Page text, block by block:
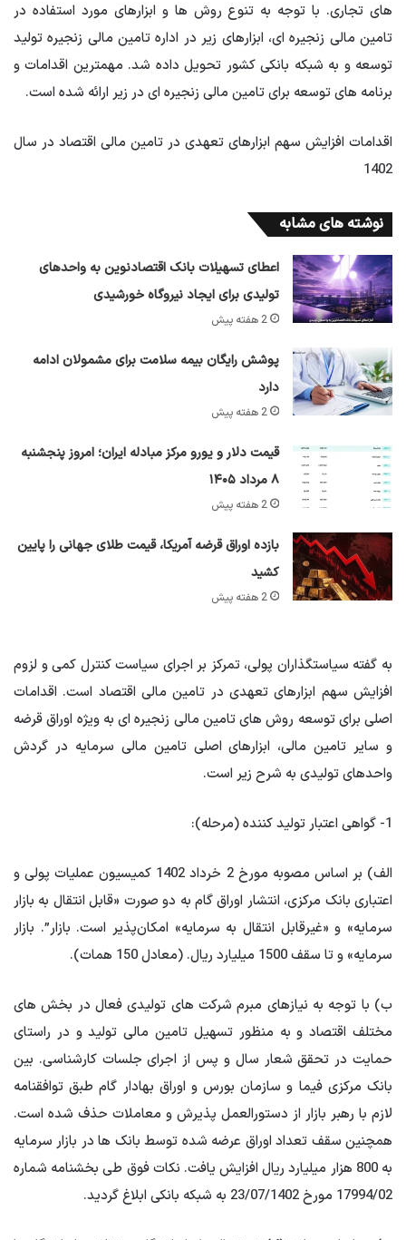
های تجاری. با توجه به تنوع روش ها و ابزارهای مورد استفاده در
تامین مالی زنجیره ای، ابزارهای زیر در اداره تامین مالی زنجیره تولید
توسعه و به شبکه بانکی کشور تحویل داده شد. مهمترین اقدامات و
برنامه های توسعه برای تامین مالی زنجیره ای در زیر ارائه شده است.
اقدامات افزایش سهم ابزارهای تعهدی در تامین مالی اقتصاد در سال
1402
نوشته های مشابه
اعطای تسهیلات بانک اقتصادنوین به واحدهای
تولیدی برای ایجاد نیروگاه خورشیدی
2 هفته پیش
پوشش رایگان بیمه سلامت برای مشمولان ادامه
دارد
2 هفته پیش
قیمت دلار و یورو مرکز مبادله ایران؛ امروز پنجشنبه
۸ مرداد ۱۴۰۵
2 هفته پیش
بازده اوراق قرضه آمریکا، قیمت طلای جهانی را پایین
کشید
2 هفته پیش
به گفته سیاستگذاران پولی، تمرکز بر اجرای سیاست کنترل کمی و لزوم
افزایش سهم ابزارهای تعهدی در تامین مالی اقتصاد است. اقدامات
اصلی برای توسعه روش های تامین مالی زنجیره ای به ویژه اوراق قرضه
و سایر تامین مالی، ابزارهای اصلی تامین مالی سرمایه در گردش
واحدهای تولیدی به شرح زیر است.
1- گواهی اعتبار تولید کننده (مرحله):
الف) بر اساس مصوبه مورخ 2 خرداد 1402 کمیسیون عملیات پولی و
اعتباری بانک مرکزی، انتشار اوراق گام به دو صورت «قابل انتقال به بازار
سرمایه» و «غیرقابل انتقال به سرمایه» امکان‌پذیر است. بازار”. بازار
سرمایه» و تا سقف 1500 میلیارد ریال. (معادل 150 همات).
ب) با توجه به نیازهای مبرم شرکت های تولیدی فعال در بخش های
مختلف اقتصاد و به منظور تسهیل تامین مالی تولید و در راستای
حمایت در تحقق شعار سال و پس از اجرای جلسات کارشناسی. بین
بانک مرکزی فیما و سازمان بورس و اوراق بهادار گام طبق توافقنامه
لازم با رهبر بازار از دستورالعمل پذیرش و معاملات حذف شده است.
همچنین سقف تعداد اوراق عرضه شده توسط بانک ها در بازار سرمایه
به 800 هزار میلیارد ریال افزایش یافت. نکات فوق طی بخشنامه شماره
17994/02 مورخ 23/07/1402 به شبکه بانکی ابلاغ گردید.